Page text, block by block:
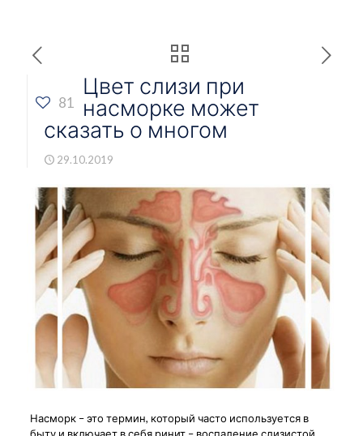
81
Цвет слизи при
насморке может
сказать о многом
29.10.2019
Насморк – это термин, который часто используется в
быту и включает в себя ринит – воспаление слизистой